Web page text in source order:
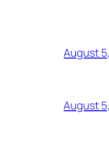
August
August